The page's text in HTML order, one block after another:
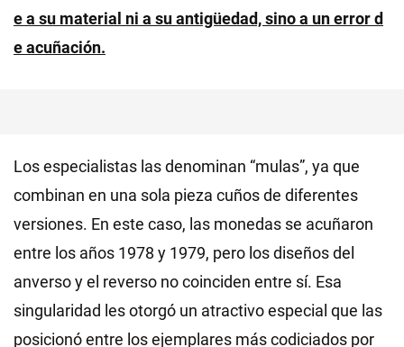
e a su material ni a su antigüedad, sino a un error d
e acuñación.
Los especialistas las denominan “mulas”, ya que
combinan en una sola pieza cuños de diferentes
versiones. En este caso, las monedas se acuñaron
entre los años 1978 y 1979, pero los diseños del
anverso y el reverso no coinciden entre sí. Esa
singularidad les otorgó un atractivo especial que las
posicionó entre los ejemplares más codiciados por